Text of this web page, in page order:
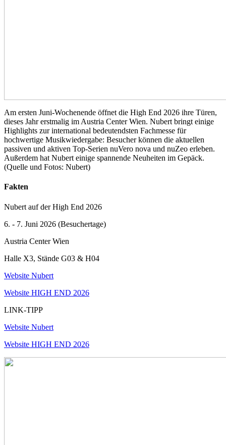
Am ersten Juni-Wochenende öffnet die High End 2026 ihre Türen,
dieses Jahr erstmalig im Austria Center Wien. Nubert bringt einige
Highlights zur international bedeutendsten Fachmesse für
hochwertige Musikwiedergabe: Besucher können die aktuellen
passiven und aktiven Top-Serien nuVero nova und nuZeo erleben.
Außerdem hat Nubert einige spannende Neuheiten im Gepäck.
(Quelle und Fotos: Nubert)
Fakten
Nubert auf der High End 2026
6. - 7. Juni 2026 (Besuchertage)
Austria Center Wien
Halle X3, Stände G03 & H04
Website Nubert
Website HIGH END 2026
LINK-TIPP
Website Nubert
Website HIGH END 2026